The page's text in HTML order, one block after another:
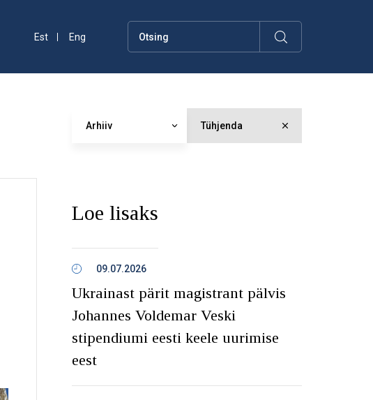
Est Eng
Arhiiv Tühjenda
Loe lisaks
09.07.2026
Ukrainast pärit magistrant pälvis
Johannes Voldemar Veski
stipendiumi eesti keele uurimise
eest